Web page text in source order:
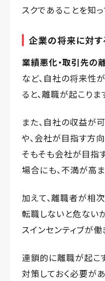
スクであることを知っ
企業の将来に対
業績悪化・取引先の
など、自社の将来性
ると、離職が起こりま
また、自社の収益が
や、会社が目指す方
そもそも会社が目指
場合にも、不満が高ま
加えて、離職者が相
転職しないと危ない
スインセンティブが働
連鎖的に離職が起こ
対策しておく必要があ